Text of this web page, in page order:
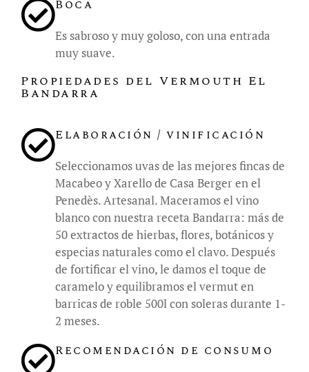
Propiedades del Vermouth El
Bandarra
Elaboración / vinificación
Seleccionamos uvas de las mejores fincas de
Macabeo y Xarello de Casa Berger en el
Penedès. Artesanal. Maceramos el vino
blanco con nuestra receta Bandarra: más de
50 extractos de hierbas, flores, botánicos y
especias naturales como el clavo. Después
de fortificar el vino, le damos el toque de
caramelo y equilibramos el vermut en
barricas de roble 500l con soleras durante 1-
2 meses.
Recomendación de consumo
Boca
Es sabroso y muy goloso, con una entrada
muy suave.